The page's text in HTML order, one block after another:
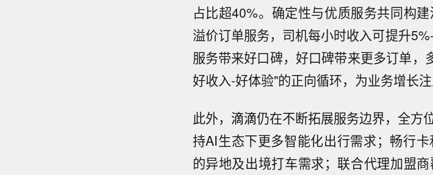
占比超40%。确定性与优质服务共同构建
溢价订单服务，司机每小时收入可提升
服务带来好口碑，好口碑带来更多订单，
好收入-好体验"的正向循环，为业务增长注
此外， 滴滴仍在不断拓展服务边界，全方
持AI生态下更多智能化出行需求；畅行
的异地及出境打车需求；联合代理加盟